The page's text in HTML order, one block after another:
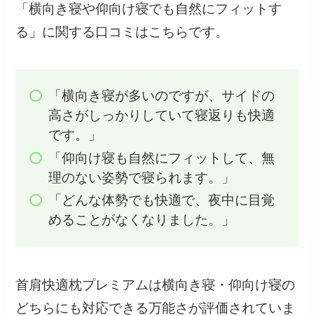
「横向き寝や仰向け寝でも自然にフィットす
る」に関する口コミはこちらです。
「横向き寝が多いのですが、サイドの
高さがしっかりしていて寝返りも快適
です。」
「仰向け寝も自然にフィットして、無
理のない姿勢で寝られます。」
「どんな体勢でも快適で、夜中に目覚
めることがなくなりました。」
首肩快適枕プレミアムは横向き寝・仰向け寝の
どちらにも対応できる万能さが評価されていま